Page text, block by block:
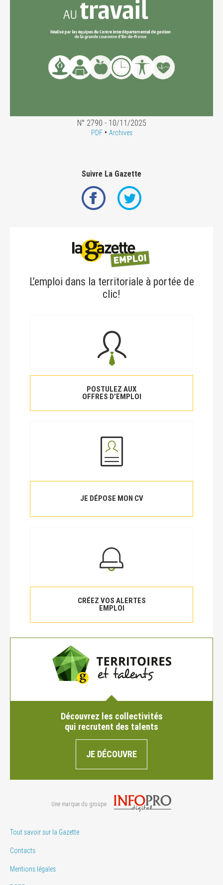
N° 2790 - 10/11/2025
PDF• Archives
Suivre La Gazette
L’emploi dans la territoriale à portée de
clic!
POSTULEZ AUX
OFFRES D’EMPLOI
JE DÉPOSE MON CV
CRÉEZ VOS ALERTES
EMPLOI
Découvrez les collectivités
qui recrutent des talents
JE DÉCOUVRE
Une marque du groupe
Tout savoir sur la Gazette
Contacts
Mentions légales